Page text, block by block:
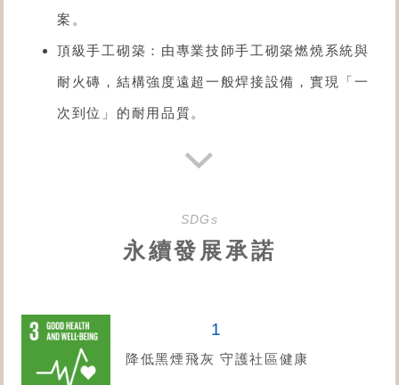
案。
頂級手工砌築：由專業技師手工砌築燃燒系統與
耐火磚，結構強度遠超一般焊接設備，實現「一
次到位」的耐用品質。
SDGs
永續發展承諾
1
降低黑煙飛灰 守護社區健康